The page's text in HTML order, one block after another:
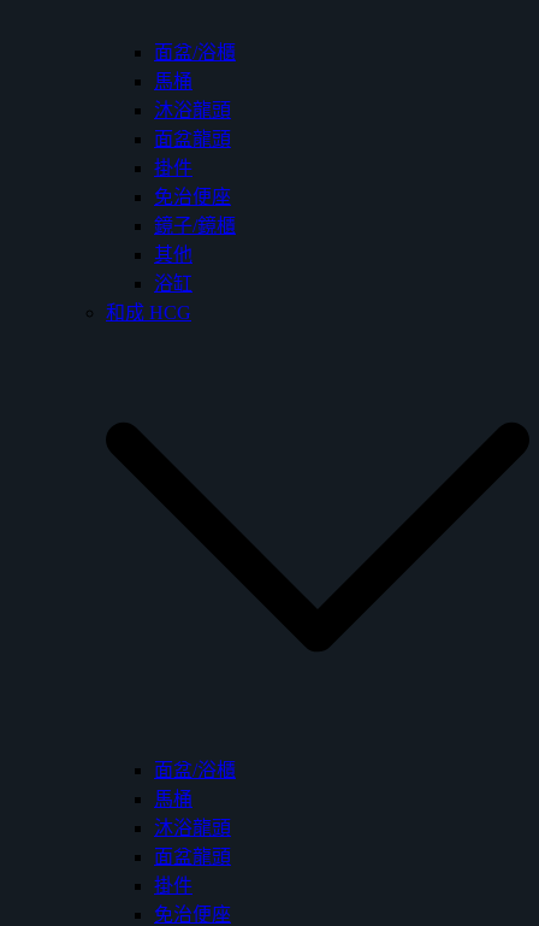
面盆/浴櫃
馬桶
沐浴龍頭
面盆龍頭
掛件
免治便座
鏡子/鏡櫃
其他
浴缸
和成 HCG
面盆/浴櫃
馬桶
沐浴龍頭
面盆龍頭
掛件
免治便座